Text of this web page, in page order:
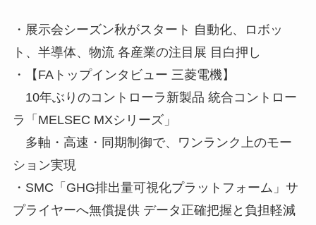
・展示会シーズン秋がスタート 自動化、ロボッ
ト、半導体、物流 各産業の注目展 目白押し
・【FAトップインタビュー 三菱電機】
10年ぶりのコントローラ新製品 統合コントロー
ラ「MELSEC MXシリーズ」
多軸・高速・同期制御で、ワンランク上のモー
ション実現
・SMC「GHG排出量可視化プラットフォーム」サ
プライヤーへ無償提供 データ正確把握と負担軽減